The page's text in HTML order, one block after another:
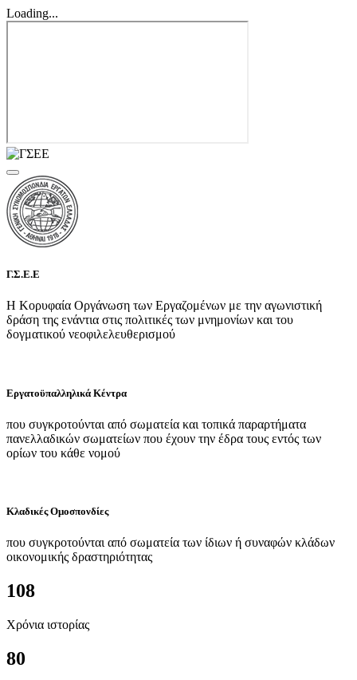
Loading...
Γ.Σ.Ε.Ε
Η Κορυφαία Οργάνωση των Εργαζομένων με την αγωνιστική
δράση της ενάντια στις πολιτικές των μνημονίων και του
δογματικού νεοφιλελευθερισμού
Εργατοϋπαλληλικά Κέντρα
που συγκροτούνται από σωματεία και τοπικά παραρτήματα
πανελλαδικών σωματείων που έχουν την έδρα τους εντός των
ορίων του κάθε νομού
Κλαδικές Ομοσπονδίες
που συγκροτούνται από σωματεία των ίδιων ή συναφών κλάδων
οικονομικής δραστηριότητας
108
Χρόνια ιστορίας
80